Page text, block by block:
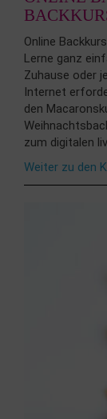
Online
Lerne ganz
Zuhause oder
Internet
den
zum digitalen
Weiter zu den